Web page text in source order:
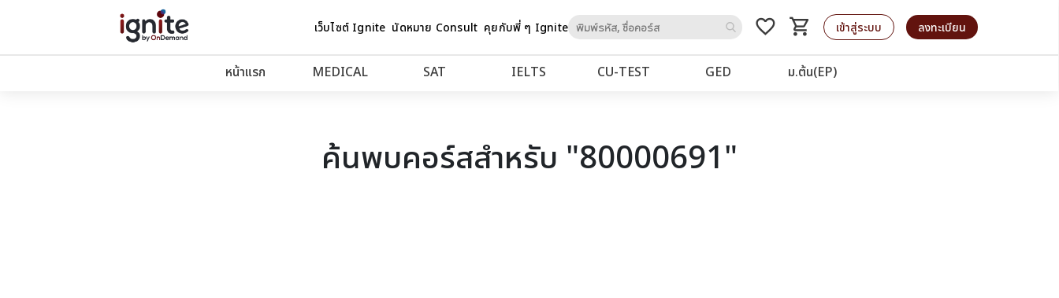
เว็บไซต์ Ignite นัดหมาย Consult คุยกับพี่ ๆ Igniteto
favorite_border shopping_cart
รถเข็น เข้าสู่ระบบ ลงทะเบียน
หน้าแรก MEDICAL SAT IELTS CU‑TEST GED ม.ต้น(EP)
ค้นพบคอร์สสำหรับ "80000691"